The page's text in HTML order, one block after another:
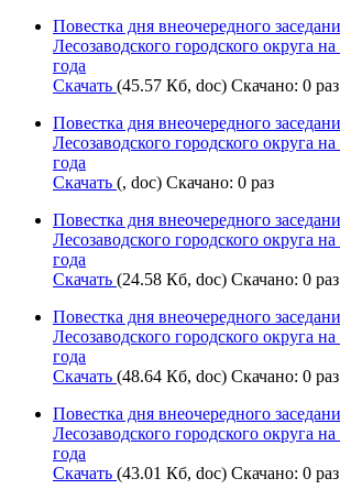
Повестка дня внеочередного
Лесозаводского городского округа
года
Скачать (45.57 Кб, doc) Скачано: 0 раз
Повестка дня внеочередного
Лесозаводского городского округа
года
Скачать (, doc) Скачано: 0 раз
Повестка дня внеочередного
Лесозаводского городского округа
года
Скачать (24.58 Кб, doc) Скачано: 0 раз
Повестка дня внеочередного
Лесозаводского городского округа
года
Скачать (48.64 Кб, doc) Скачано: 0 раз
Повестка дня внеочередного
Лесозаводского городского округа
года
Скачать (43.01 Кб, doc) Скачано: 0 раз